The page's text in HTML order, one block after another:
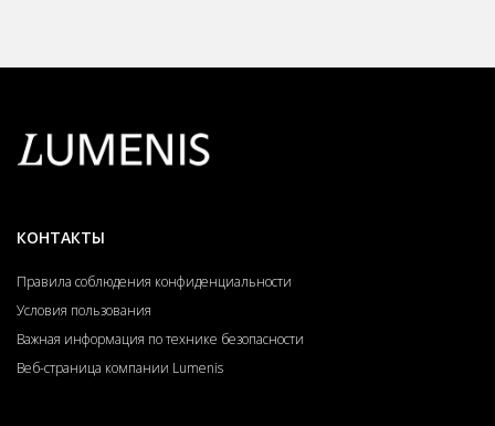
КОНТАКТЫ
Правила соблюдения конфиденциальности
Условия пользования
Важная информация по технике безопасности
Веб-страница компании Lumenis